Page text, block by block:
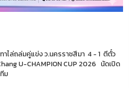
าไล่ถล่มคู่แข่ง ว.นครราชสีมา 4 - 1 ตีตั๋ว
U-CHAMPION CUP 2026 นัดเปิด
ม